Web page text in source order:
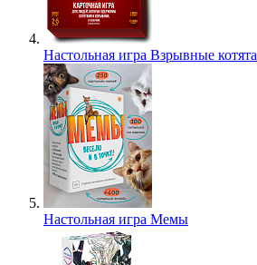
Настольная игра Взрывные котята
Настольная игра Мемы